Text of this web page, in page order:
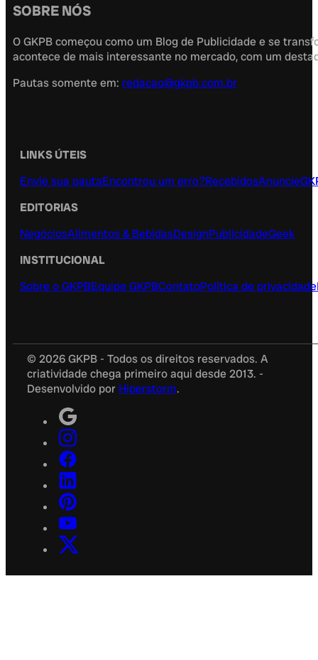
SOBRE NÓS
O GKPB começou como um Blog de Publicidade e se
acontece de mais interessante no mercado, com um
Pautas somente em: redacao@gkpb.com.br
LINKS ÚTEIS
Envie sua pautaEncontrou um erro?RecebidosAnuncie
EDITORIAS
NegóciosAlimentos & BebidasDesignPublicidadeGeek
INSTITUCIONAL
Sobre o GKPBEquipe GKPBContatoPolítica de privacidade
© 2026 GKPB - Todos os direitos reservados. A
criatividade chega primeiro aqui desde 2013. -
Desenvolvido por Hiperstorm.